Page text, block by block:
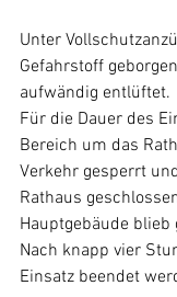
Unter
Gefahrstoff
aufwändig entlüftet.
Für die Dauer des
Bereich um das
Verkehr gesperrt
Rathaus
Hauptgebäude blieb
Nach knapp vier
Einsatz beendet